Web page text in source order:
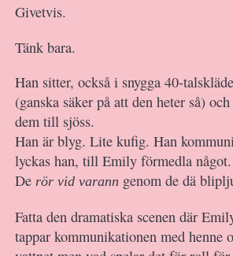
Givetvis.
Tänk bara.
Han sitter, också i snygga 40-
(ganska säker på att den heter så)
dem till sjöss.
Han är blyg. Lite kufig. Han
lyckas han, till Emily förmedla något.
De rör vid varann genom de dä
Fatta den dramatiska scenen där
tappar kommunikationen med henne